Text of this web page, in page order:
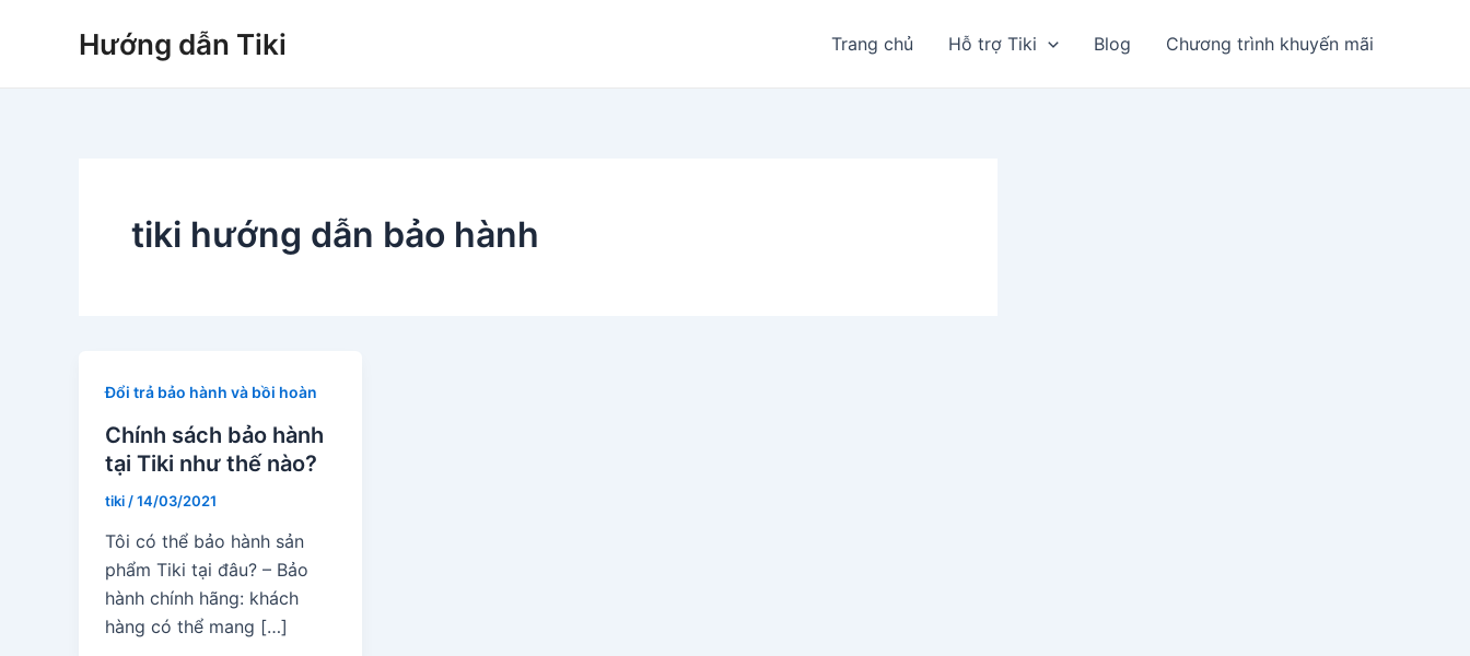
Hướng dẫn Tiki Trang chủ Hỗ trợ Tiki Blog Chương trình khuyến mãi
tiki hướng dẫn bảo hành
Đổi trả bảo hành và bồi hoàn
Chính sách bảo hành
tại Tiki như thế nào?
tiki /14/03/2021
Tôi có thể bảo hành sản
phẩm Tiki tại đâu? – Bảo
hành chính hãng: khách
hàng có thể mang […]